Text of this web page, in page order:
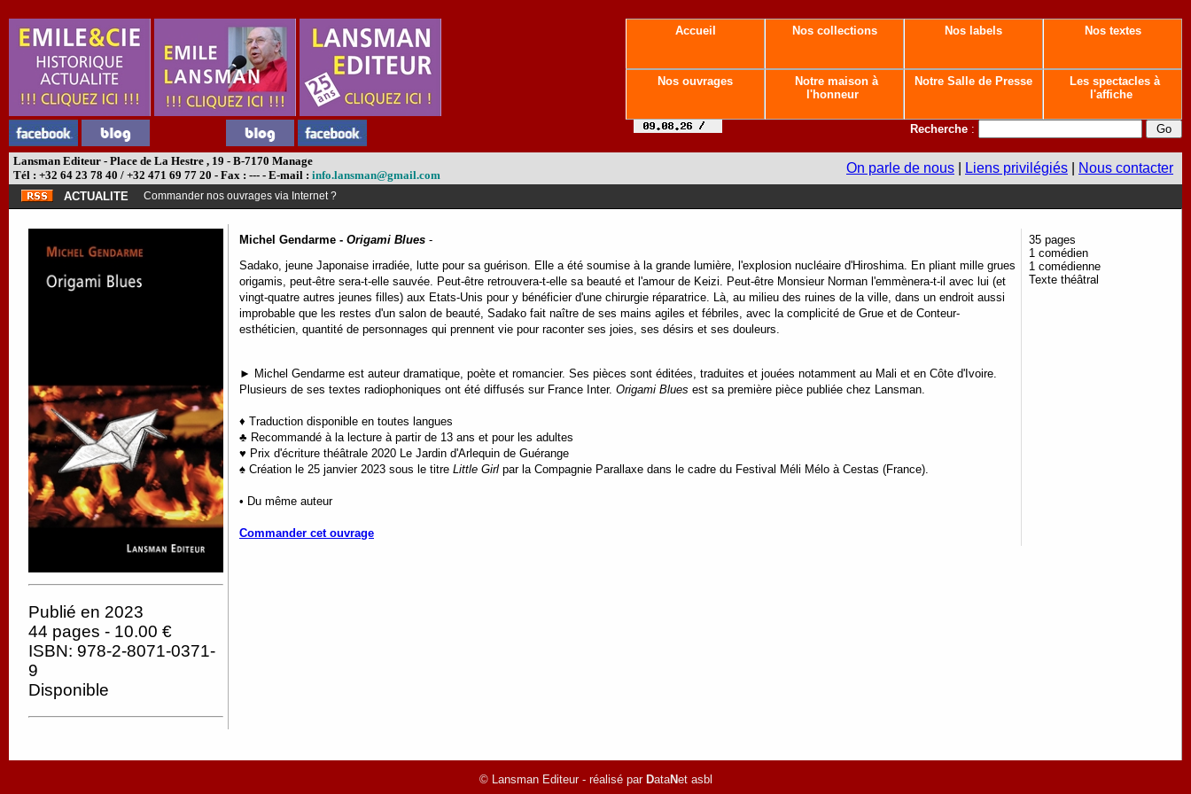
Accueil Nos collections Nos labels Nos textes
Nos ouvrages
Notre maison à
l'honneur
Notre Salle de Presse
Les spectacles à
l'affiche
Recherche :
Lansman Editeur - Place de La Hestre , 19 - B-7170 Manage
Tél : +32 64 23 78 40 / +32 471 69 77 20 - Fax : --- - E-mail : info.lansman@gmail.com On parle de nous Liens privilégiés Nous contacter
ACTUALITE Commander nos ouvrages via Internet ?
Publié en 2023
44 pages - 10.00 €
ISBN: 978-2-8071-0371-
9
Disponible
Michel Gendarme - Origami Blues -
Sadako, jeune Japonaise irradiée, lutte pour sa guérison. Elle a été soumise à la grande lumière, l'explosion nucléaire d'Hiroshima. En pliant mille grues
origamis, peut-être sera-t-elle sauvée. Peut-être retrouvera-t-elle sa beauté et l'amour de Keizi. Peut-être Monsieur Norman l'emmènera-t-il avec lui (et
vingt-quatre autres jeunes filles) aux Etats-Unis pour y bénéficier d'une chirurgie réparatrice. Là, au milieu des ruines de la ville, dans un endroit aussi
improbable que les restes d'un salon de beauté, Sadako fait naître de ses mains agiles et fébriles, avec la complicité de Grue et de Conteur-
esthéticien, quantité de personnages qui prennent vie pour raconter ses joies, ses désirs et ses douleurs.
► Michel Gendarme est auteur dramatique, poète et romancier. Ses pièces sont éditées, traduites et jouées notamment au Mali et en Côte d'Ivoire.
Plusieurs de ses textes radiophoniques ont été diffusés sur France Inter. Origami Blues est sa première pièce publiée chez Lansman.
♦ Traduction disponible en toutes langues
♣ Recommandé à la lecture à partir de 13 ans et pour les adultes
♥ Prix d'écriture théâtrale 2020 Le Jardin d'Arlequin de Guérange
♠ Création le 25 janvier 2023 sous le titre Little Girl par la Compagnie Parallaxe dans le cadre du Festival Méli Mélo à Cestas (France).
• Du même auteur
Commander cet ouvrage
35 pages
1 comédien
1 comédienne
Texte théâtral
© Lansman Editeur - réalisé par DataNet asbl